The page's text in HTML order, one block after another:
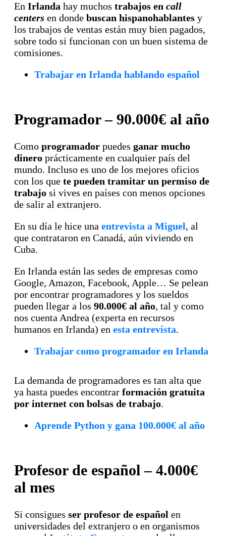
En Irlanda hay muchos trabajos en call
centers en donde buscan hispanohablantes y
los trabajos de ventas están muy bien pagados,
sobre todo si funcionan con un buen sistema de
comisiones.
Trabajar en Irlanda hablando español
Programador – 90.000€ al año
Como programador puedes ganar mucho
dinero prácticamente en cualquier país del
mundo. Incluso es uno de los mejores oficios
con los que te pueden tramitar un permiso de
trabajo si vives en países con menos opciones
de salir al extranjero.
En su día le hice una entrevista a Miguel, al
que contrataron en Canadá, aún viviendo en
Cuba.
En Irlanda están las sedes de empresas como
Google, Amazon, Facebook, Apple… Se pelean
por encontrar programadores y los sueldos
pueden llegar a los 90.000€ al año, tal y como
nos cuenta Andrea (experta en recursos
humanos en Irlanda) en esta entrevista.
Trabajar como programador en Irlanda
La demanda de programadores es tan alta que
ya hasta puedes encontrar formación gratuita
por internet con bolsas de trabajo.
Aprende Python y gana 100.000€ al año
Profesor de español – 4.000€
al mes
Si consigues ser profesor de español en
universidades del extranjero o en organismos